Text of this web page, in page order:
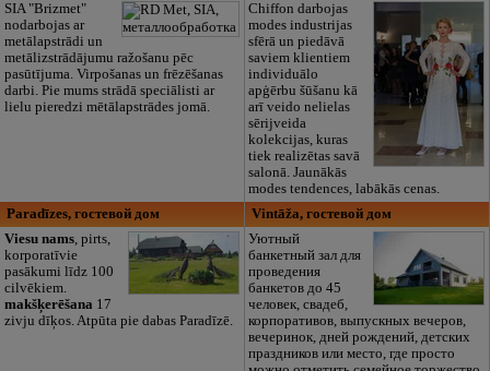
SIA "Brizmet"
nodarbojas ar
metālapstrādi un
metālizstrādājumu ražošanu pēc
pasūtījuma. Virpošanas un frēzēšanas
darbi. Pie mums strādā speciālisti ar
lielu pieredzi mētālapstrādes jomā.
Chiffon darbojas
modes industrijas
sfērā un piedāvā
saviem klientiem
individuālo
apģērbu šūšanu kā
arī veido nelielas
sērijveida
kolekcijas, kuras
tiek realizētas savā
salonā. Jaunākās
modes tendences, labākās cenas.
Paradīzes, гостевой дом
Viesu nams, pirts,
korporatīvie
pasākumi līdz 100
cilvēkiem.
makšķerēšana 17
zivju dīķos. Atpūta pie dabas Paradīzē.
Vintāža, гостевой дом
Уютный
банкетный зал для
проведения
банкетов до 45
человек, свадеб,
корпоративов, выпускных вечеров,
вечеринок, дней рождений, детских
праздников или место, где просто